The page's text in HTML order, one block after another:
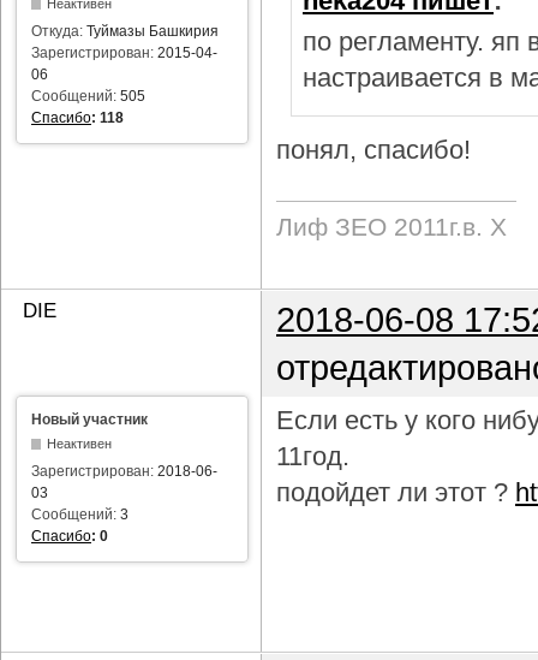
Неактивен
Откуда: Туймазы Башкирия
Зарегистрирован: 2015-04-
06
Сообщений: 505
Спасибо: 118
по регламенту.
настраивается в
понял, спасибо!
Лиф ЗЕО 2011г.в. Х
DIE
2018-06-08
Новый участник
Неактивен
Зарегистрирован: 2018-06-
03
Сообщений: 3
Спасибо: 0
Если есть у кого
11год.
подойдет ли этот ?